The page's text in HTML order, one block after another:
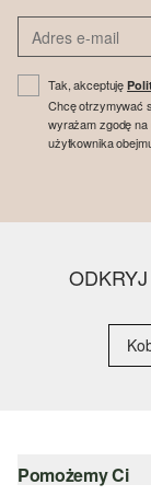
Tak, akceptuję
Chcę otrzymywać
wyrażam zgodę
użytkownika
Pomożemy Ci